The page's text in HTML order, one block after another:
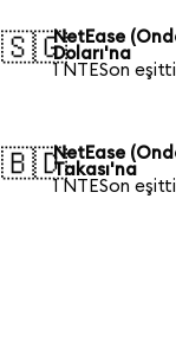
🇸🇬NetEase
Doları'na
1 NTESon
🇧🇩NetEase
Takası'na
1 NTESon